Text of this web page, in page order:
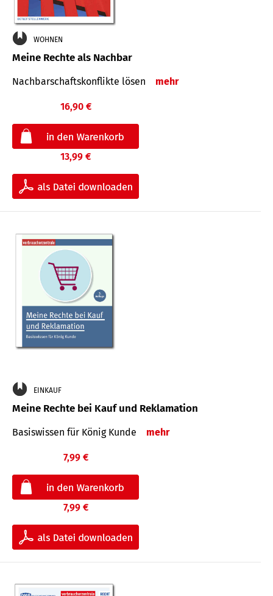
WOHNEN
Meine Rechte als Nachbar
Nach­bar­schafts­konflikte lösen mehr
16,90 €
13,99 €
EINKAUF
Meine Rechte bei Kauf und Reklamation
Basiswissen für König Kunde mehr
7,99 €
7,99 €